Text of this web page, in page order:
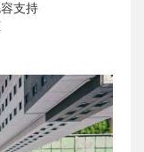
支持